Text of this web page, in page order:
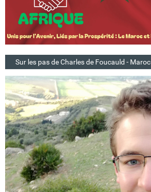
Sur les pas de Charles de Foucauld - Maroc